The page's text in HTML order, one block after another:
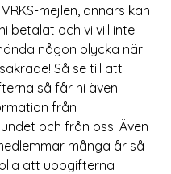
mejlen, annars kan
betalat och vi vill inte
någon olycka när
Så se till att
så får ni även
från
och från oss! Även
många år så
att uppgifterna